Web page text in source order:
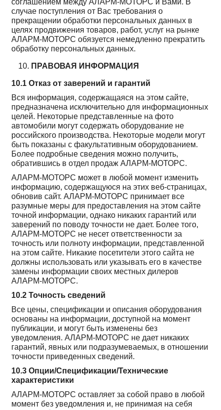
соглашением между АЛАРМ-МОТОРС и Вами. В
случае поступления от Вас требования о
прекращении обработки персональных данных в
целях продвижения товаров, работ, услуг на рынке
АЛАРМ-МОТОРС обязуется немедленно прекратить
обработку персональных данных.
ПРАВОВАЯ ИНФОРМАЦИЯ
10.1 Отказ от заверений и гарантий
Вся информация, содержащаяся на этом сайте,
предназначена исключительно для информационных
целей. Некоторые представленные на фото
автомобили могут содержать оборудование не
российского производства. Некоторые модели могут
быть показаны с факультативным оборудованием.
Более подробные сведения можно получить,
обратившись в отдел продаж АЛАРМ-МОТОРС.
АЛАРМ-МОТОРС может в любой момент изменить
информацию, содержащуюся на этих веб-страницах,
обновив сайт. АЛАРМ-МОТОРС принимает все
разумные меры для предоставления на этом сайте
точной информации, однако никаких гарантий или
заверений по поводу точности не дает. Более того,
АЛАРМ-МОТОРС не несет ответственности за
точность или полноту информации, представленной
на этом сайте. Никакие посетители этого сайта не
должны использовать или указывать его в качестве
замены информации своих местных дилеров
АЛАРМ-МОТОРС.
10.2 Точность сведений
Все цены, спецификации и описания оборудования
основаны на информации, доступной на момент
публикации, и могут быть изменены без
уведомления. АЛАРМ-МОТОРС не дает никаких
гарантий, явных или подразумеваемых, в отношении
точности приведенных сведений.
10.3 Опции/Спецификации/Технические
характеристики
АЛАРМ-МОТОРС оставляет за собой право в любой
момент без уведомления и, не принимая на себя